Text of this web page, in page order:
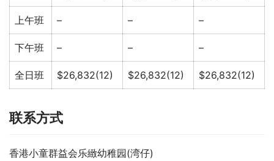
上午班 – – –
下午班 – – –
全日班 $26,832(12) $26,832(12) $26,832(12)
联系方式
香港小童群益会乐緻幼稚园(湾仔)